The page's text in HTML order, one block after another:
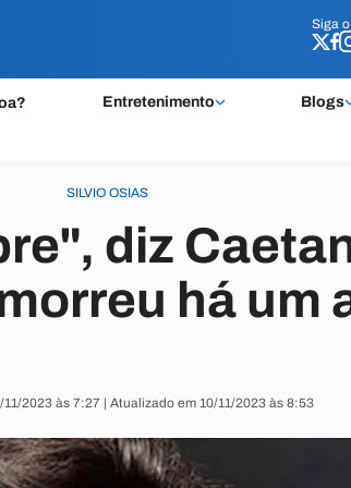
Siga o
Entretenimento Blogs
Siga o
SILVIO OSIAS
diz
há um
2023 às 7:27 | Atualizado em 10/11/2023 às 8:53